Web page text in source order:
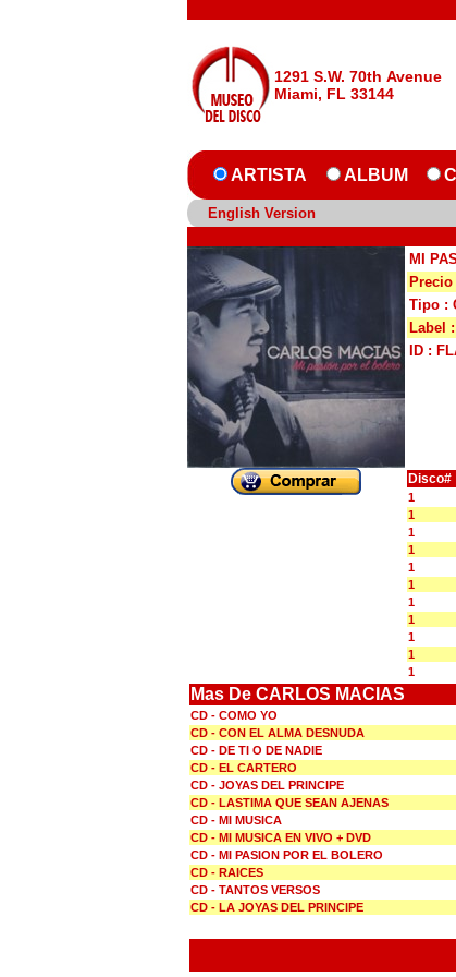
1291 S.W. 70th Avenue
Miami, FL 33144
ARTISTA ALBUM
English Version
MI
Precio
Tipo :
Label
ID :
Disco#
1
1
1
1
1
1
1
1
1
1
1
Mas De CARLOS MACIAS
CD - COMO YO
CD - CON EL ALMA DESNUDA
CD - DE TI O DE NADIE
CD - EL CARTERO
CD - JOYAS DEL PRINCIPE
CD - LASTIMA QUE SEAN AJENAS
CD - MI MUSICA
CD - MI MUSICA EN VIVO + DVD
CD - MI PASION POR EL BOLERO
CD - RAICES
CD - TANTOS VERSOS
CD - LA JOYAS DEL PRINCIPE